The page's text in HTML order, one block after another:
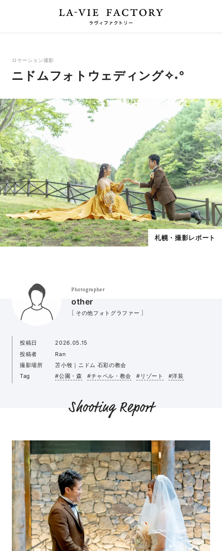
ロケーション撮影
ニドムフォトウェディング✧˖°
札幌・撮影レポート
Photographer
other
［ その他フォトグラファー ］
投稿日
2026.05.15
投稿者
Ran
撮影場所
苫小牧｜ニドム 石彩の教会
Tag
#公園・森 #チャペル・教会 #リゾート #洋装
Shooting Report